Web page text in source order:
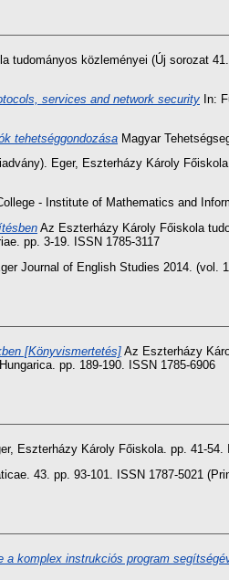
tudományos közleményei (Új sorozat
services and network security In:
tehetséggondozása Magyar
Eger, Eszterházy Károly
- Institute of Mathematics and
Az Eszterházy Károly Főiskola
pp. 3-19. ISSN 1785-3117
Journal of English Studies 2014. (vol.
[Könyvismertetés]Az Eszterházy
pp. 189-190. ISSN 1785-6906
Eszterházy Károly Főiskola. pp. 41-54.
43. pp. 93-101. ISSN 1787-5021
a komplex instrukciós program